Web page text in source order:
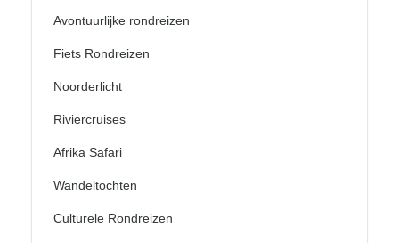
Avontuurlijke rondreizen
Fiets Rondreizen
Noorderlicht
Riviercruises
Afrika Safari
Wandeltochten
Culturele Rondreizen